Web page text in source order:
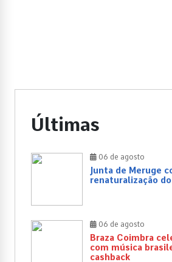
Últimas
06 de agosto
Junta de Meruge
renaturalização
06 de agosto
Braza Coimbra
com música
cashback